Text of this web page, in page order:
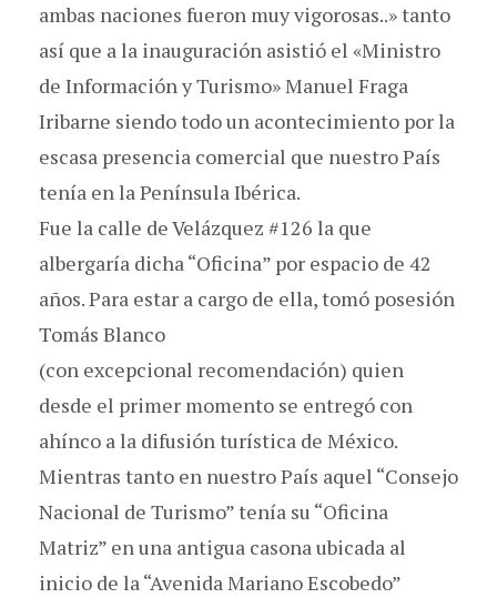
ambas naciones fueron muy vigorosas..» tanto
así que a la inauguración asistió el «Ministro
de Información y Turismo» Manuel Fraga
Iribarne siendo todo un acontecimiento por la
escasa presencia comercial que nuestro País
tenía en la Península Ibérica.
Fue la ‪calle de Velázquez #126‬ la que
albergaría dicha “Oficina” por espacio de 42
años. Para estar a cargo de ella, tomó posesión
Tomás Blanco
(con excepcional recomendación) quien
desde el primer momento se entregó con
ahínco a la difusión turística de México.
Mientras tanto en nuestro País aquel “Consejo
Nacional de Turismo” tenía su “Oficina
Matriz” en una antigua casona ubicada al
inicio de la “Avenida Mariano Escobedo”